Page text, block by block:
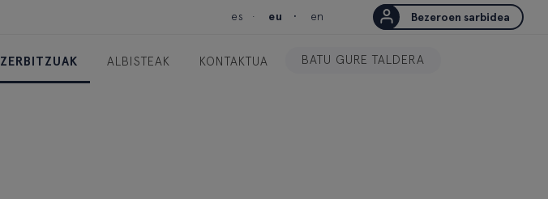
es eu en Bezeroen sarbidea
ZERBITZUAK ALBISTEAK KONTAKTUA BATU GURE TALDERA